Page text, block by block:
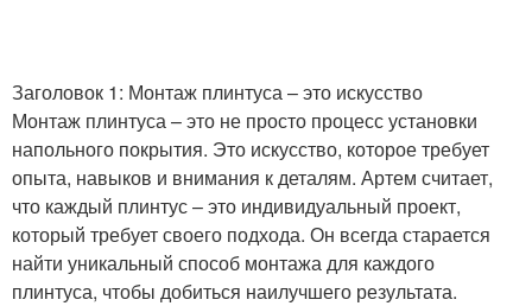
Заголовок 1: Монтаж плинтуса – это искусство
Монтаж плинтуса – это не просто процесс установки
напольного покрытия. Это искусство, которое требует
опыта, навыков и внимания к деталям. Артем считает,
что каждый плинтус – это индивидуальный проект,
который требует своего подхода. Он всегда старается
найти уникальный способ монтажа для каждого
плинтуса, чтобы добиться наилучшего результата.